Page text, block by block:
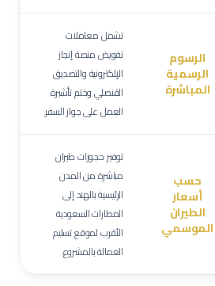
الرسوم
الرسمية
المباشرة
تشمل معاملات
تفويض منصة إنجاز
الإلكترونية والتصديق
القنصلي وختم تأشيرة
العمل على جواز السفر.
حسب
أسعار
الطيران
الموسمي
توفير حجوزات طيران
مباشرة من المدن
الرئيسية بالهند إلى
المطارات السعودية
الأقرب لموقع تسليم
العمالة بالمشروع.